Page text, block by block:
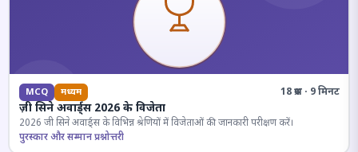
MCQ मध्यम 18 प्रश्न · 9 मिनट
ज़ी सिने अवार्ड्स 2026 के विजेता
2026 जी सिने अवार्ड्स के विभिन्न श्रेणियों में विजेताओं की जानकारी परीक्षण करें।
पुरस्कार और सम्मान प्रश्नोत्तरी